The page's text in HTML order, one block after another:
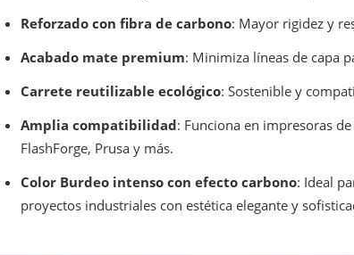
Reforzado con fibra de carbono: Mayor rigidez y
Acabado mate premium: Minimiza líneas de capa
Carrete reutilizable ecológico: Sostenible y
Amplia compatibilidad: Funciona en impresoras
FlashForge, Prusa y más.
Color Burdeo intenso con efecto carbono: Ideal
proyectos industriales con estética elegante y